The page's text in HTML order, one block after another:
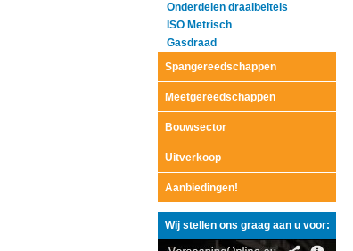
Onderdelen draaibeitels
ISO Metrisch
Gasdraad
Spangereedschappen
Meetgereedschappen
Bouwsector
Uitverkoop
Aanbiedingen!
Wij stellen ons graag aan u voor: